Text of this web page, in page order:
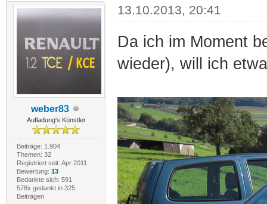
weber83
Aufladung's Künstler
Beiträge: 1.904
Themen: 32
Registriert seit: Apr 2011
Bewertung: 13
Bedankte sich: 591
578x gedankt in 325
Beiträgen
13.10.2013, 20:41
Da ich im Moment
wieder), will ich